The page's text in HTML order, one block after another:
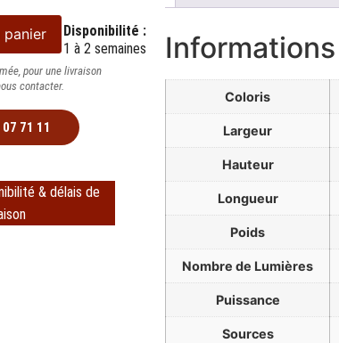
panier
Disponibilité :
1 à 2 semaines
pour une livraison
contacter.
71 11
& délais de
Coloris
Largeur
Hauteur
Longueur
Poids
Nombre de Lumières
Puissance
Sources